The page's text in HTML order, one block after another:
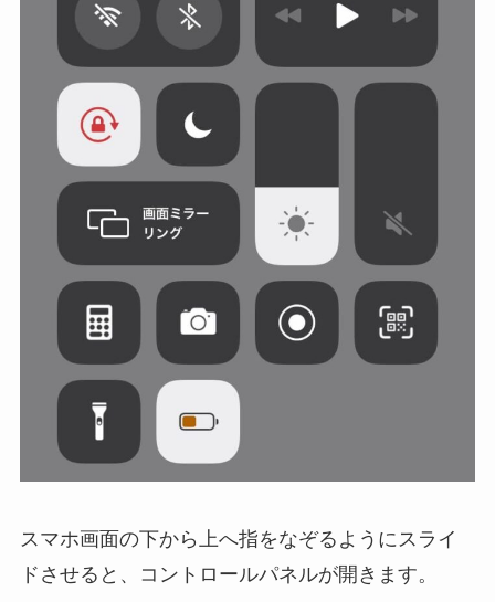
スマホ画面の下から上へ指をなぞるようにスライ
ド させると、コントロールパネルが開きます。